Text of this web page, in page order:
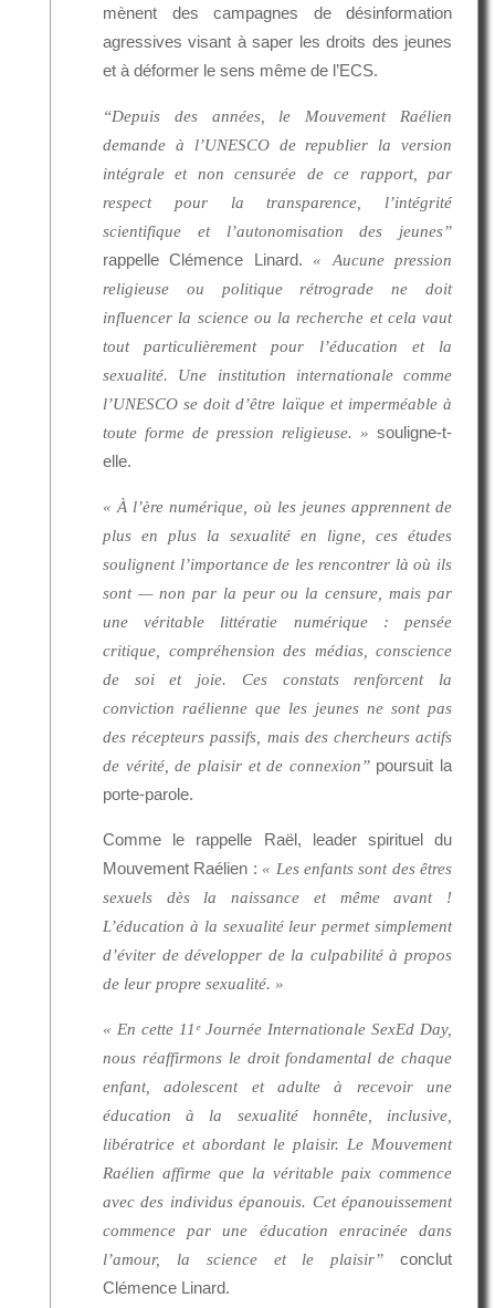
mènent des campagnes de désinformation
agressives visant à saper les droits des jeunes
et à déformer le sens même de l’ECS.
“Depuis des années, le Mouvement Raélien
demande à l’UNESCO de republier la version
intégrale et non censurée de ce rapport, par
respect pour la transparence, l’intégrité
scientifique et l’autonomisation des jeunes”
rappelle Clémence Linard. « Aucune pression
religieuse ou politique rétrograde ne doit
influencer la science ou la recherche et cela vaut
tout particulièrement pour l’éducation et la
sexualité. Une institution internationale comme
l’UNESCO se doit d’être laïque et imperméable à
toute forme de pression religieuse. » souligne-t-
elle.
« À l’ère numérique, où les jeunes apprennent de
plus en plus la sexualité en ligne, ces études
soulignent l’importance de les rencontrer là où ils
sont — non par la peur ou la censure, mais par
une véritable littératie numérique : pensée
critique, compréhension des médias, conscience
de soi et joie. Ces constats renforcent la
conviction raélienne que les jeunes ne sont pas
des récepteurs passifs, mais des chercheurs actifs
de vérité, de plaisir et de connexion”poursuit la
porte-parole.
Comme le rappelle Raël, leader spirituel du
Mouvement Raélien : « Les enfants sont des êtres
sexuels dès la naissance et même avant !
L’éducation à la sexualité leur permet simplement
d’éviter de développer de la culpabilité à propos
de leur propre sexualité. »
« En cette 11ᵉ Journée Internationale SexEd Day,
nous réaffirmons le droit fondamental de chaque
enfant, adolescent et adulte à recevoir une
éducation à la sexualité honnête, inclusive,
libératrice et abordant le plaisir. Le Mouvement
Raélien affirme que la véritable paix commence
avec des individus épanouis. Cet épanouissement
commence par une éducation enracinée dans
l’amour, la science et le plaisir” conclut
Clémence Linard.